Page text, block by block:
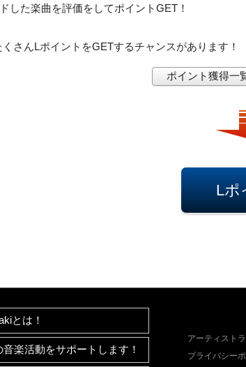
した楽曲を評価をしてポイントGET！
さんLポイントをGETするチャンスがあります！
ポイント獲得一
Lポ
とは！
楽活動をサポートします！
アーティスト
プライバシー